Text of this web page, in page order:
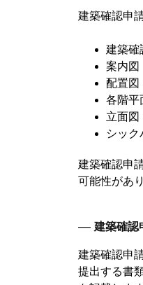
建築確認申
建築確
案内図
配置図
各階平
立面図
シッ
建築確認申
可能性があ
― 建築確認
建築確認申
提出する書